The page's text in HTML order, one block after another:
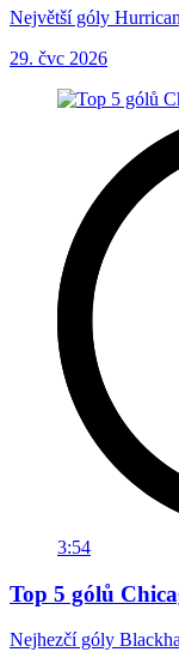
Největší góly
29. čvc 2026
3:54
Top 5 gólů
Nejhezčí góly